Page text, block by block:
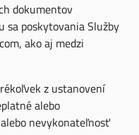
dokumentov
poskytovania Služby
ako aj medzi
z ustanovení
alebo
nevykonateľnosť